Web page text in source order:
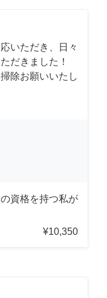
いただき、日々
だきました！
除お願いいたし
資格を持つ私が
¥10,350